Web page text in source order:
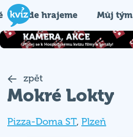
Kde hrajeme Můj tým
zpět
Mokré Lokty
Pizza-Doma ST, Plzeň